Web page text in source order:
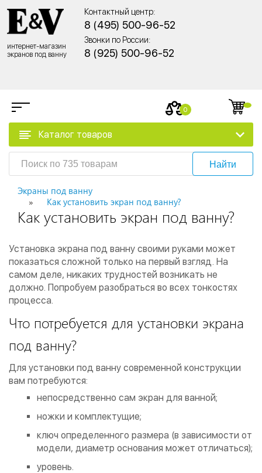
интернет-магазин
экранов под ванну
Контактный центр:
8 (495) 500-96-52
Звонки по России:
8 (925) 500-96-52
0
Каталог товаров
Найти
Экраны под ванну
Как установить экран под ванну?
Как установить экран под ванну?
Установка экрана под ванну своими руками может
показаться сложной только на первый взгляд. На
самом деле, никаких трудностей возникать не
должно. Попробуем разобраться во всех тонкостях
процесса.
Что потребуется для установки экрана
под ванну?
Для установки под ванну современной конструкции
вам потребуются:
непосредственно сам экран для ванной;
ножки и комплектущие;
ключ определенного размера (в зависимости от
модели, диаметр основания может отличаться);
уровень.